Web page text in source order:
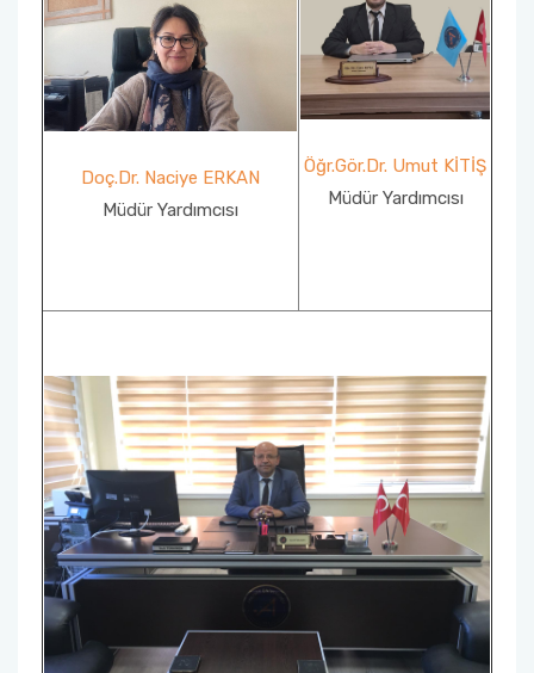
Doç.Dr. Naciye ERKAN
Müdür Yardımcısı
Öğr.Gör.Dr. Umut KİTİŞ
Müdür Yardımcısı
Okul Tanıtım Kurulu
Engelli Temsilcisi
Proje Değerlendirme Komisyonu
Yatay Geçiş Komisyonu